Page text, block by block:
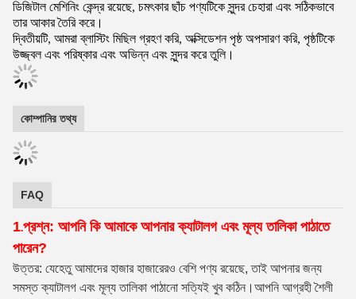
ডিজিটাল মেশিনিং কেন্দ্র রয়েছে, চমৎকার ছাঁচ পণ্যটিকে সুন্দর চেহারা এবং সঠিকভাবে
তার আকার তৈরি করে।
দ্বিতীয়টি, আমরা ব্লাস্টিং মিছিল গ্রহণ করি, অক্সিডেশন পৃষ্ঠ অপসারণ করি, পৃষ্ঠটিকে
উজ্জ্বল এবং পরিষ্কার এবং অভিন্ন এবং সুন্দর করে তুলি।
কোম্পানির তথ্য
FAQ
1.প্রশ্ন: আপনি কি আমাকে আপনার ক্যাটালগ এবং মূল্য তালিকা পাঠাতে
পারেন?
উত্তর: যেহেতু আমাদের হাজার হাজারেরও বেশি পণ্য রয়েছে, তাই আপনার জন্য
সমস্ত ক্যাটালগ এবং মূল্য তালিকা পাঠানো সত্যিই খুব কঠিন।আপনি আগ্রহী শৈলী